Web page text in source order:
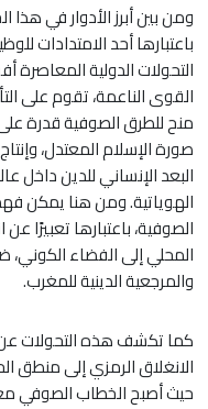
ومن بين أبرز الأدوار في هذا
باعتبارها أحد الامتدادات
التحولات الدولية
القوى الناعمة، تقوم على
منح للطرق الصوفية قدرة
صورة الإسلام المعتدل،
البعد الإنساني للدين داخل
الهوياتية. ومن هنا يمكن
الصوفية، باعتبارها تعبيرًا
المحلي إلى الفضاء الكوني،
والمرجعية الدينية للمغرب.
كما تكشف هذه التحولات
الانغلاق الرمزي إلى منطق
حيث أصبح الخطاب الصوفي